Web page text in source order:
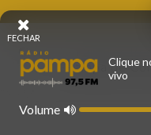
© 2026 - Direitos
Pampa de
FECHAR
Clique
vivo
Volume